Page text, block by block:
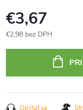
€3,67
€2,98 bez DPH
Opýtať sa